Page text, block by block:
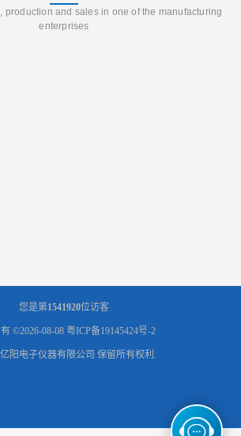
production and sales in one of the manufacturing
enterprises
您是第1541920位访客
©2026-08-08 粤ICP备19145424号-2
阳电子仪器有限公司 保留所有权利.